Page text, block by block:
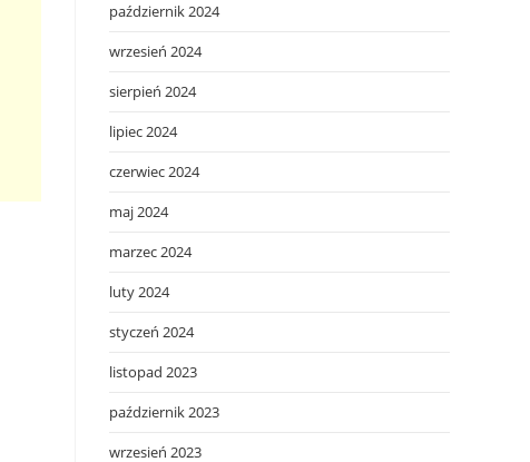
październik 2024
wrzesień 2024
sierpień 2024
lipiec 2024
czerwiec 2024
maj 2024
marzec 2024
luty 2024
styczeń 2024
listopad 2023
październik 2023
wrzesień 2023